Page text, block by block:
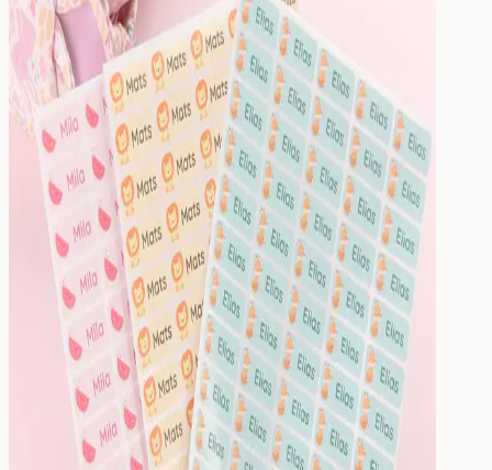
Trinken
Essen & Trinken
Brotdose
Trinkflasche
Kinderflasche
Ersatzteile
Kinderzimmer
fürs Kinderzimmer